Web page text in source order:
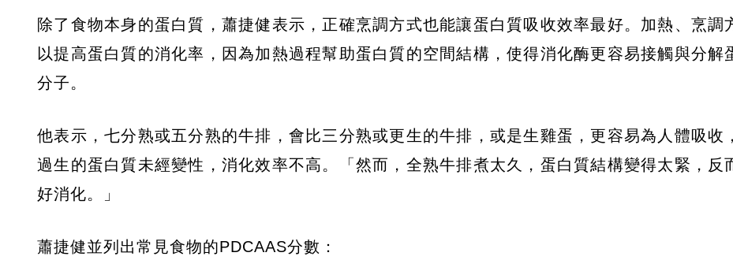
除了食物本身的蛋白質，蕭捷健表示，正確烹調方式也能讓蛋白質吸收效率最好。加熱、烹調
以提高蛋白質的消化率，因為加熱過程幫助蛋白質的空間結構，使得消化酶更容易接觸與分解
分子。
他表示，七分熟或五分熟的牛排，會比三分熟或更生的牛排，或是生雞蛋，更容易為人體吸收
過生的蛋白質未經變性，消化效率不高。「然而，全熟牛排煮太久，蛋白質結構變得太緊，反
好消化。」
蕭捷健並列出常見食物的PDCAAS分數：